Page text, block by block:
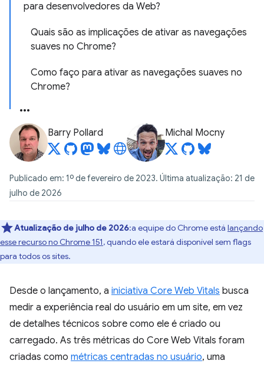
para desenvolvedores da Web?
Quais são as implicações de ativar as navegações
suaves no Chrome?
Como faço para ativar as navegações suaves no
Chrome?
Barry Pollard Michal Mocny
Publicado em: 1º de fevereiro de 2023. Última atualização: 21 de
julho de 2026
Atualização de julho de 2026:a equipe do Chrome está lançando
esse recurso no Chrome 151, quando ele estará disponível sem flags
para todos os sites.
Desde o lançamento, a iniciativa Core Web Vitals busca
medir a experiência real do usuário em um site, em vez
de detalhes técnicos sobre como ele é criado ou
carregado. As três métricas do Core Web Vitals foram
criadas como métricas centradas no usuário, uma